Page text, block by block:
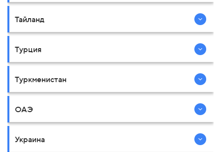
Тайланд
Турция
Туркменистан
ОАЭ
Украина